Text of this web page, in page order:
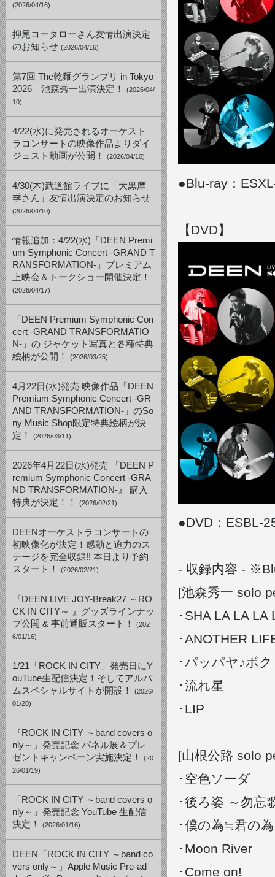
(2026/04/16)
押尾コータローさん友情出演決定
のお知らせ (2026/04/16)
第7回 The乾麺グランプリ in Tokyo
2026 池森秀一出演決定！
(2026/04/
10)
4/22(水)に発売されるオーケスト
ラコンサートの映像作品よりダイ
ジェスト動画が公開！
(2026/04/10)
4/30(木)武道館ライブに「大黒摩
季さん」友情出演決定のお知らせ
(2026/04/10)
情報追加：4/22(水)「DEEN Premi
um Symphonic Concert -GRAND T
RANSFORMATION-」プレミアム
上映会＆トークショー開催決定！
(2026/04/17)
「DEEN Premium Symphonic Con
cert -GRAND TRANSFORMATIO
N-」の ジャケット写真と各種特典
絵柄が公開！
(2026/03/25)
4月22日(水)発売 映像作品「DEEN
Premium Symphonic Concert -GR
AND TRANSFORMATION-」のSo
ny Music Shop限定特典絵柄が決
定！
(2026/03/11)
2026年4月22日(水)発売 『DEEN P
remium Symphonic Concert -GRA
ND TRANSFORMATION-』 購入
特典が決定！！
(2026/02/21)
DEENオーケストラコンサートの
初映像化が決定！感動と迫力のス
テージを完全収録!! 本日より予約
スタート！
(2026/02/21)
『DEEN LIVE JOY-Break27 ～RO
CK IN CITY～ 』グッズラインナッ
プ公開 & 事前通販スタート！
(202
6/01/16)
1/21「ROCK IN CITY」発売日にY
ouTube生配信決定！そしてアルバ
ムスペシャルサイトが開設！
(2026/
01/20)
『ROCK IN CITY ～band covers o
nly～』発売記念 パネル展＆プレ
ゼントキャンペーン実施決定！
(20
26/01/19)
「ROCK IN CITY ～band covers o
nly～」発売記念 YouTube 生配信
決定！
(2026/01/16)
DEEN「ROCK IN CITY ～band co
vers only～」Apple Music Pre-ad
●Blu-ray：
【DVD】
●DVD：ESBL-
- 収録内容 -
[池森秀一 solo
･SHA LA LA LA
･ANOTHER
･パッパヤ♪ボ
･流れ星
･LIP
[山根公路 solo
･空色ソーダ
･後ろ姿 ～勿忘
･僕の為≒君の為
･Moon River
･Come on!